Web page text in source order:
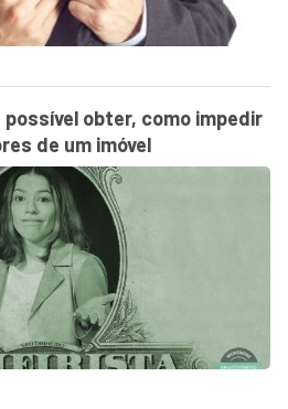
obter, como impedir
de um imóvel